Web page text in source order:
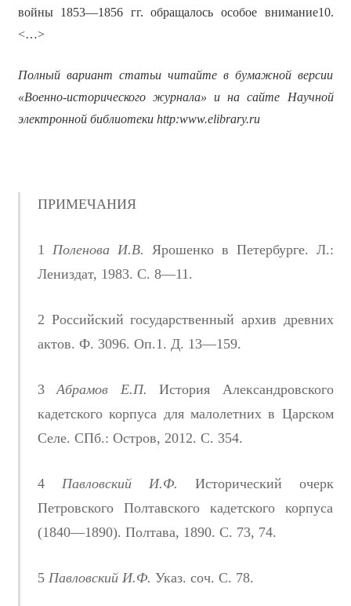
войны 1853—1856 гг. обращалось особое внимание10.
<…>
Полный вариант статьи читайте в бумажной версии
«Военно-исторического журнала» и на сайте Научной
электронной библиотеки http:www.elibrary.ru
ПРИМЕЧАНИЯ
1 Поленова И.В. Ярошенко в Петербурге. Л.:
Лениздат, 1983. С. 8—11.
2 Российский государственный архив древних
актов. Ф. 3096. Оп.1. Д. 13—159.
3Абрамов Е.П. История Александровского
кадетского корпуса для малолетних в Царском
Селе. СПб.: Остров, 2012. С. 354.
4 Павловский И.Ф. Исторический очерк
Петровского Полтавского кадетского корпуса
(1840—1890). Полтава, 1890. С. 73, 74.
5 Павловский И.Ф. Указ. соч. С. 78.